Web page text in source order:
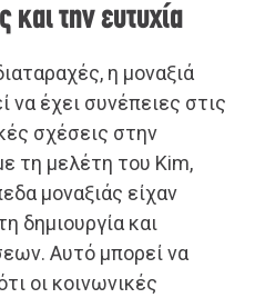
και την ευτυχία
η μοναξιά
να έχει συνέπειες στις
σχέσεις στην
τη μελέτη του Kim,
μοναξιάς είχαν
δημιουργία και
Αυτό μπορεί να
οι κοινωνικές